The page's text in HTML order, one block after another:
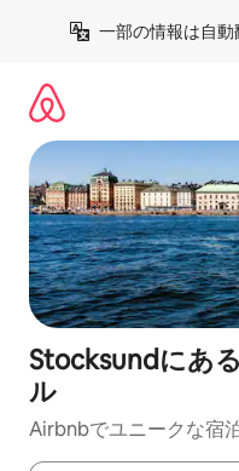
一部の情報は自動
Stocksundにあ
ル
Airbnbでユニークな宿